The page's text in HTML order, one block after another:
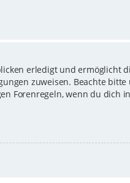
erledigt und ermöglicht
zuweisen. Beachte bitte
Forenregeln, wenn du dich